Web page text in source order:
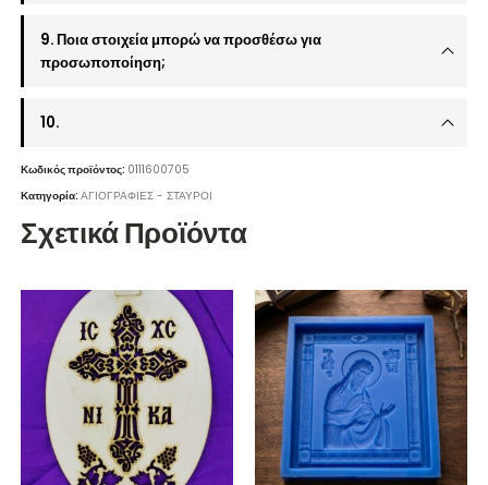
9. Ποια στοιχεία μπορώ να προσθέσω για
προσωποποίηση;
10.
Κωδικός προϊόντος: 0111600705
Κατηγορία:ΑΓΙΟΓΡΑΦΙΕΣ - ΣΤΑΥΡΟΙ
Σχετικά Προϊόντα